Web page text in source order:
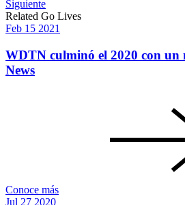
navigation
Siguiente
Related Go Lives
Feb 15 2021
WDTN culminó el 2020 con un
News
Conoce más
Jul 27 2020